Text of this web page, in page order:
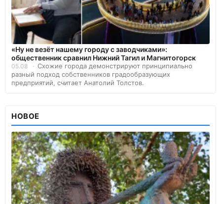
«Ну не везёт нашему городу с заводчиками»:
общественник сравнил Нижний Тагил и Магнитогорск
05.08
Схожие города демонстрируют принципиально
разный подход собственников градообразующих
предприятий, считает Анатолий Толстов.
НОВОЕ